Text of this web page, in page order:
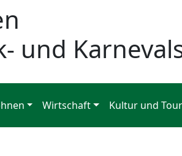
und
Wirtschaft Kultur und